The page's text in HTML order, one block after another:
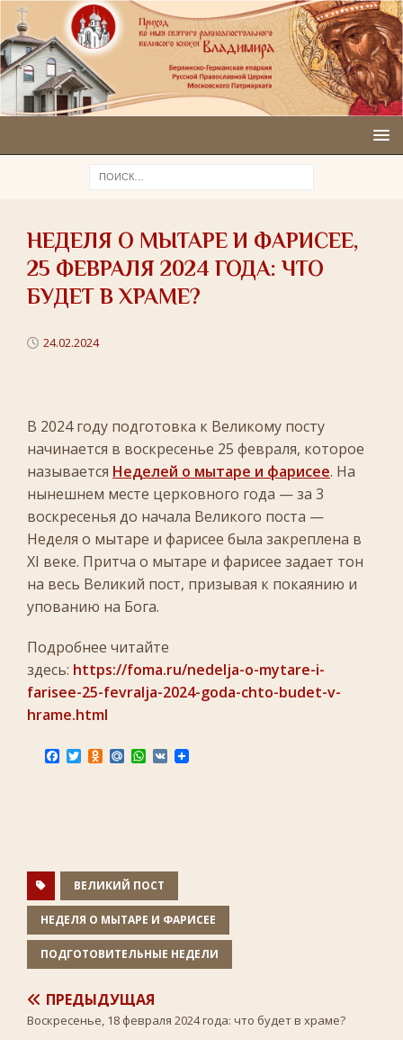
НЕДЕЛЯ О МЫТАРЕ И ФАРИСЕЕ,
25 ФЕВРАЛЯ 2024 ГОДА: ЧТО
БУДЕТ В ХРАМЕ?
24.02.2024
В 2024 году подготовка к Великому посту
начинается в воскресенье 25 февраля, которое
называется Неделей о мытаре и фарисее. На
нынешнем месте церковного года — за 3
воскресенья до начала Великого поста —
Неделя о мытаре и фарисее была закреплена в
XI веке. Притча о мытаре и фарисее задает тон
на весь Великий пост, призывая к покаянию и
упованию на Бога.
Подробнее читайте
здесь: https://foma.ru/nedelja-o-mytare-i-
farisee-25-fevralja-2024-goda-chto-budet-v-
hrame.html
T O
s
n
i
k
i
M W V
ВЕЛИКИЙ ПОСТ
НЕДЕЛЯ О МЫТАРЕ И ФАРИСЕЕ
ПОДГОТОВИТЕЛЬНЫЕ НЕДЕЛИ
ПРЕДЫДУЩАЯ
Воскресенье, 18 февраля 2024 года: что будет в храме?